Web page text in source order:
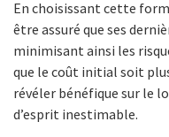
En choisissant cette
être assuré que ses
minimisant ainsi les
que le coût initial soit
révéler bénéfique sur le
d’esprit inestimable.